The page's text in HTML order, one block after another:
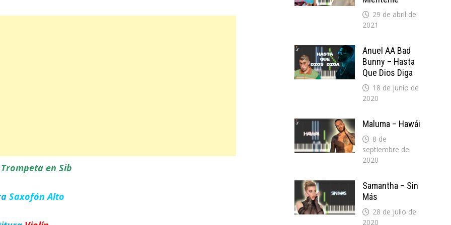
Trompeta en Sib
Saxofón Alto
29 de abril de
2021
Anuel AA Bad
Bunny – Hasta
Que Dios Diga
18 de junio de
2020
Maluma – Hawái
8 de
septiembre de
2020
Samantha – Sin
Más
28 de julio de
2020